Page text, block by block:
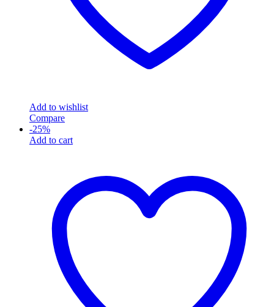
Add to wishlist
Compare
-25%
Add to cart